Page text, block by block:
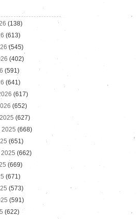
(138)
(613)
(545)
(402)
(591)
(641)
(617)
(652)
(627)
2025 (668)
(651)
(662)
(669)
(671)
(573)
(591)
(622)